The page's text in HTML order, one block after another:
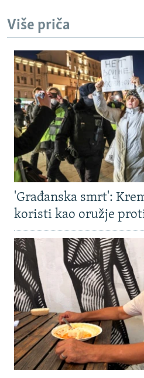
Više priča
'Građanska smrt':
koristi kao oružje